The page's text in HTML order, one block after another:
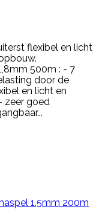
flexibel en licht
500m : - 7
door de
en licht en
zeer goed